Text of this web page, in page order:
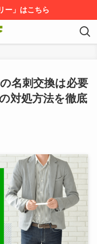
ー」はこちら
名刺交換は必要
対処方法を徹底